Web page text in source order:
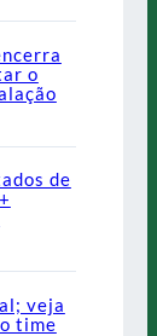
o
de
veja
time